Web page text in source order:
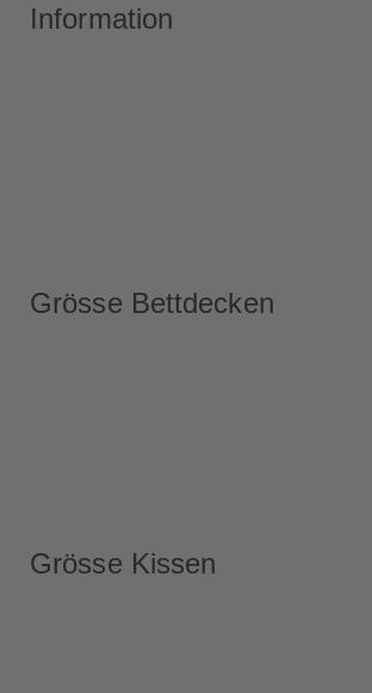
Information
Grösse Bettdecken
Grösse Kissen